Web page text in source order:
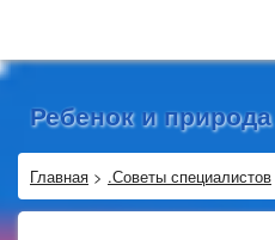
Ребенок и природа
Главная > .Советы специалистов